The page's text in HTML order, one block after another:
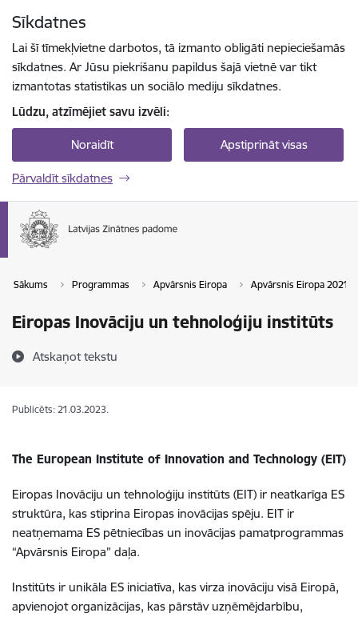
Sīkdatnes
Lai šī tīmekļvietne darbotos, tā izmanto obligāti nepieciešamās
sīkdatnes. Ar Jūsu piekrišanu papildus šajā vietnē var tikt
izmantotas statistikas un sociālo mediju sīkdatnes.
Lūdzu, atzīmējiet savu izvēli:
Noraidīt Apstiprināt visas
Pārvaldīt sīkdatnes
Sākums Programmas Apvārsnis Eiropa Apvārsnis Eiropa 2021-
Eiropas Inovāciju un tehnoloģiju institūts
Atskaņot tekstu
Publicēts: 21.03.2023.
The European Institute of Innovation and Technology (EIT)
Eiropas Inovāciju un tehnoloģiju institūts (EIT) ir neatkarīga ES
struktūra, kas stiprina Eiropas inovācijas spēju. EIT ir
neatņemama ES pētniecības un inovācijas pamatprogrammas
“Apvārsnis Eiropa” daļa.
Institūts ir unikāla ES iniciatīva, kas virza inovāciju visā Eiropā,
apvienojot organizācijas, kas pārstāv uzņēmējdarbību,